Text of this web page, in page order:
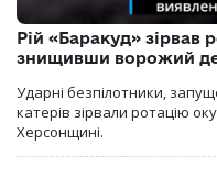
Рій «Баракуд» зірвав
знищивши ворожий
Ударні безпілотники,
катерів зірвали ротацію
Херсонщині.